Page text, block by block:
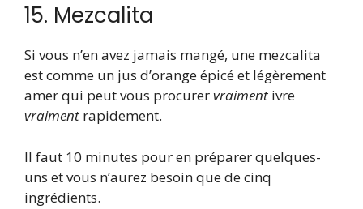
15. Mezcalita
Si vous n’en avez jamais mangé, une mezcalita
est comme un jus d’orange épicé et légèrement
amer qui peut vous procurervraiment ivre
vraiment rapidement.
Il faut 10 minutes pour en préparer quelques-
uns et vous n’aurez besoin que de cinq
ingrédients.